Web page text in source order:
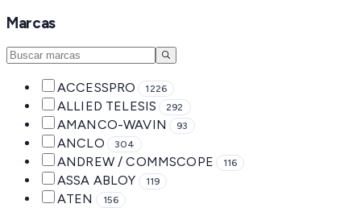
Marcas
ACCESSPRO 1226
ALLIED TELESIS 292
AMANCO-WAVIN 93
ANCLO 304
ANDREW / COMMSCOPE 116
ASSA ABLOY 119
ATEN 156